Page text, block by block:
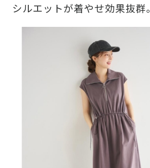
シルエットが着やせ効果抜群。